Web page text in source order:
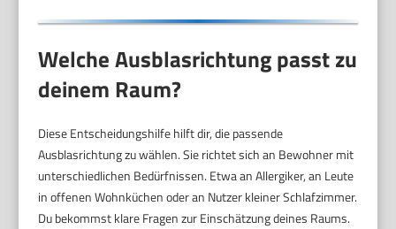
Welche Ausblasrichtung passt zu
deinem Raum?
Diese Entscheidungshilfe hilft dir, die passende
Ausblasrichtung zu wählen. Sie richtet sich an Bewohner mit
unterschiedlichen Bedürfnissen. Etwa an Allergiker, an Leute
in offenen Wohnküchen oder an Nutzer kleiner Schlafzimmer.
Du bekommst klare Fragen zur Einschätzung deines Raums.